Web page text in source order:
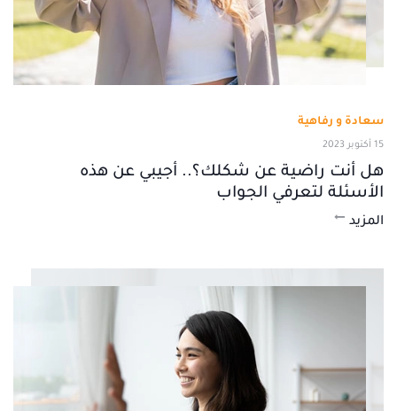
سعادة و رفاهية
15 أكتوبر 2023
هل أنت راضية عن شكلك؟.. أجيبي عن هذه
الأسئلة لتعرفي الجواب
المزيد